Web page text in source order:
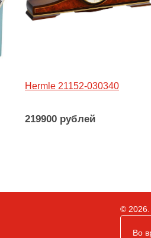
Hermle 21152-030340
219900 рублей
© 2026.
Во